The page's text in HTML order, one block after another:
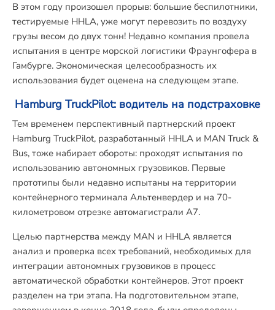
В этом году произошел прорыв: большие беспилотники,
тестируемые HHLA, уже могут перевозить по воздуху
грузы весом до двух тонн! Недавно компания провела
испытания в центре морской логистики Фраунгофера в
Гамбурге. Экономическая целесообразность их
использования будет оценена на следующем этапе.
Hamburg TruckPilot: водитель на подстраховке
Тем временем перспективный партнерский проект
Hamburg TruckPilot, разработанный HHLA и MAN Truck &
Bus, тоже набирает обороты: проходят испытания по
использованию автономных грузовиков. Первые
прототипы были недавно испытаны на территории
контейнерного терминала Альтенвердер и на 70-
километровом отрезке автомагистрали A7.
Целью партнерства между MAN и HHLA является
анализ и проверка всех требований, необходимых для
интеграции автономных грузовиков в процесс
автоматической обработки контейнеров. Этот проект
разделен на три этапа. На подготовительном этапе,